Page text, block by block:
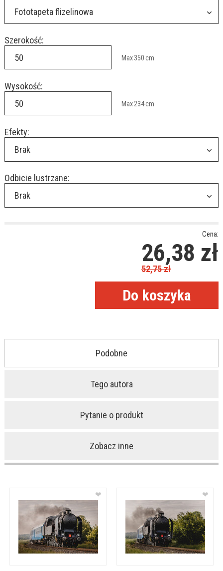
Fototapeta flizelinowa
Szerokość:
Max350cm
Wysokość:
Max234cm
Efekty:
Brak
Odbicie lustrzane:
Brak
Cena:
26,38 zł
52,75zł
Podobne
Tego autora
Pytanie o produkt
Zobacz inne
❤ ❤